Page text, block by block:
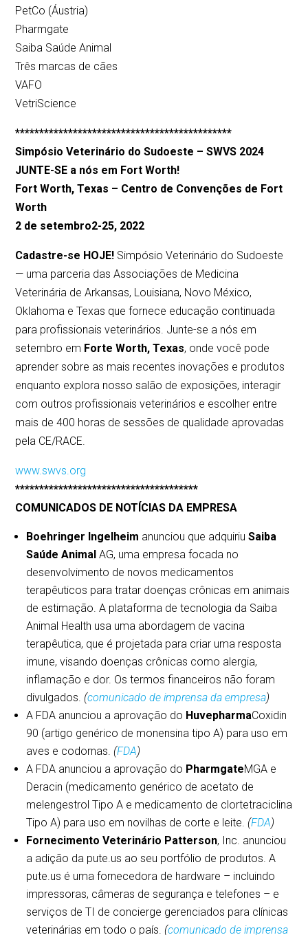
PetCo (Áustria)
Pharmgate
Saiba Saúde Animal
Três marcas de cães
VAFO
VetriScience
*********************************************
Simpósio Veterinário do Sudoeste – SWVS 2024
JUNTE-SE a nós em Fort Worth!
Fort Worth, Texas – Centro de Convenções de Fort
Worth
2 de setembro2-25, 2022
Cadastre-se HOJE! Simpósio Veterinário do Sudoeste
— uma parceria das Associações de Medicina
Veterinária de Arkansas, Louisiana, Novo México,
Oklahoma e Texas que fornece educação continuada
para profissionais veterinários. Junte-se a nós em
setembro em Forte Worth, Texas, onde você pode
aprender sobre as mais recentes inovações e produtos
enquanto explora nosso salão de exposições, interagir
com outros profissionais veterinários e escolher entre
mais de 400 horas de sessões de qualidade aprovadas
pela CE/RACE.
www.swvs.org
**************************************
COMUNICADOS DE NOTÍCIAS DA EMPRESA
Boehringer Ingelheim anunciou que adquiriuSaiba
Saúde AnimalAG, uma empresa focada no
desenvolvimento de novos medicamentos
terapêuticos para tratar doenças crônicas em animais
de estimação. A plataforma de tecnologia da Saiba
Animal Health usa uma abordagem de vacina
terapêutica, que é projetada para criar uma resposta
imune, visando doenças crônicas como alergia,
inflamação e dor. Os termos financeiros não foram
divulgados. (comunicado de imprensa da empresa)
A FDA anunciou a aprovação do HuvepharmaCoxidin
90 (artigo genérico de monensina tipo A) para uso em
aves e codornas. (FDA)
A FDA anunciou a aprovação do PharmgateMGA e
Deracin (medicamento genérico de acetato de
melengestrol Tipo A e medicamento de clortetraciclina
Tipo A) para uso em novilhas de corte e leite. (FDA)
Fornecimento Veterinário Patterson, Inc. anunciou
a adição da pute.us ao seu portfólio de produtos. A
pute.us é uma fornecedora de hardware – incluindo
impressoras, câmeras de segurança e telefones – e
serviços de TI de concierge gerenciados para clínicas
veterinárias em todo o país. (comunicado de imprensa